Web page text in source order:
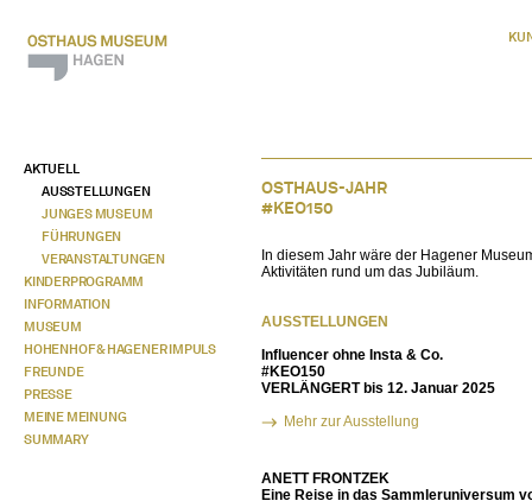
AKTUELL
AUSSTELLUNGEN
JUNGES MUSEUM
FÜHRUNGEN
VERANSTALTUNGEN
KINDERPROGRAMM
INFORMATION
MUSEUM
HOHENHOF & HAGENER IMPULS
FREUNDE
PRESSE
MEINE MEINUNG
SUMMARY
OSTHAUS-JAHR
#KEO150
In diesem Jahr wäre der Hagener
Aktivitäten rund um das Jubiläum.
AUSSTELLUNGEN
Influencer ohne Insta & Co.
#KEO150
VERLÄNGERT bis 12. Januar 2025
Mehr zur Ausstellung
ANETT FRONTZEK
Eine Reise in das Sammleruniversum